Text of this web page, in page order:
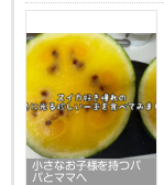
小さなお子様を持つパ
パとママへ